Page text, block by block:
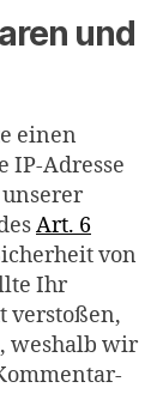
und
einen
IP-Adresse
Art. 6
von
Ihr
verstoßen,
weshalb wir